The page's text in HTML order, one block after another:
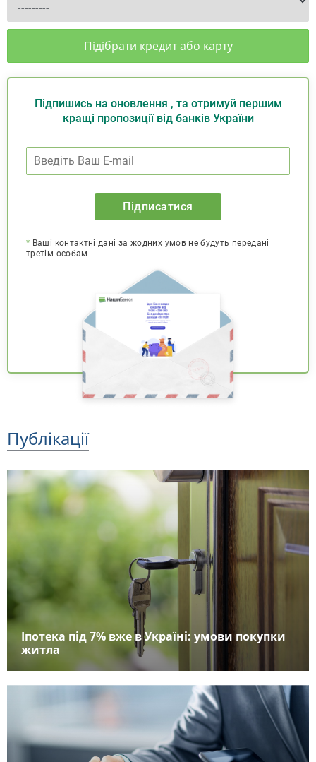
Підібрати кредит або карту
Підпишись на оновлення , та отримуй першим
кращі пропозиції від банків України
Підписатися
* Ваші контактні дані за жодних умов не будуть передані
третім особам
Публікації
Іпотека під 7% вже в Україні: умови покупки
житла